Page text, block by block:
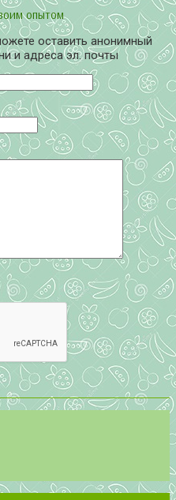
опытом
оставить анонимный
и адреса эл. почты